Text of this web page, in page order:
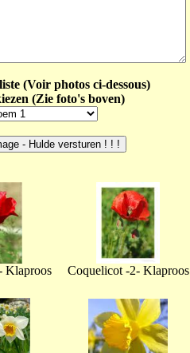
(Voir photos ci-dessous)
(Zie foto's boven)
Klaproos Coquelicot -2- Klaproos